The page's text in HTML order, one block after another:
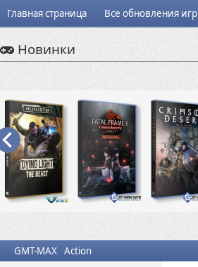
Главная страница Все обновления игр
Новинки
GMT-MAX Action